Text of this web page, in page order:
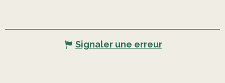
Signaler une erreur